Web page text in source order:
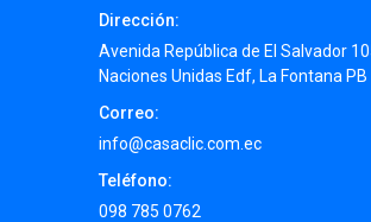
Dirección:
Avenida República de El Salvador
Naciones Unidas Edf, La Fontana PB
Correo:
info@casaclic.com.ec
Teléfono:
098 785 0762